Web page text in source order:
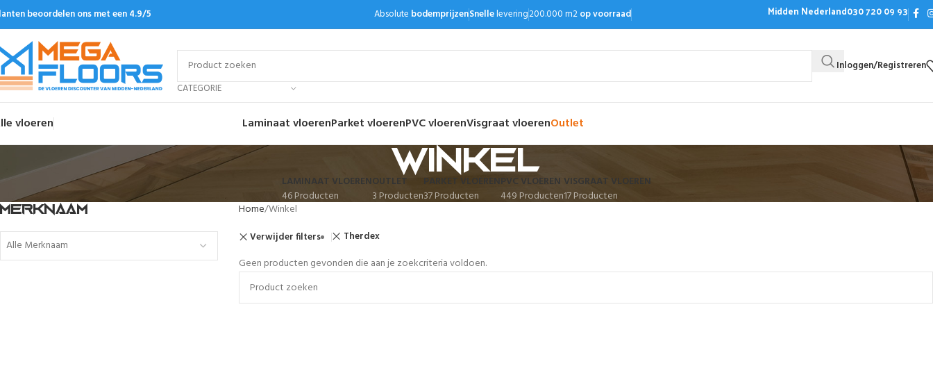
beoordelen ons met een 4.9/5 Absolute bodemprijzenSnellelevering200.000 m2op voorraad Midden Nederland030 720 09 93
CATEGORIE
Inloggen/Registreren
vloeren Laminaat vloerenParket vloerenPVC vloerenVisgraat vloerenOutlet
Winkel
LAMINAAT VLOEREN
46 Producten
OUTLET
3 Producten
PARKET VLOEREN
37 Producten
PVC VLOEREN
449 Producten
VISGRAAT VLOEREN
17 Producten
MERKNAAM
Alle Merknaam
Home Winkel
Verwijder filters Therdex
Geen producten gevonden die aan je zoekcriteria voldoen.